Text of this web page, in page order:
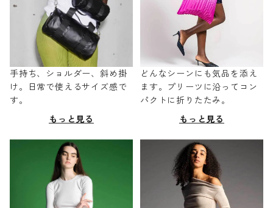
手持ち、ショルダー、斜め掛
け。日常で使えるサイズ感で
す。
もっと見る
どんなシーンにも気品を添え
ます。プリーツに沿ってコン
パクトに折りたたみ。
もっと見る